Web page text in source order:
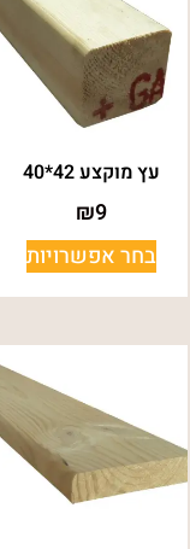
עץ מוקצע 42*40
₪9
בחר אפשרויות